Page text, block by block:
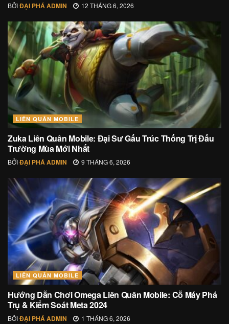
BỞIĐẠI PHÁ ADMIN 12 THÁNG 6, 2026
LIÊN QUÂN MOBILE
Zuka Liên Quân Mobile: Đại Sư Gấu Trúc Thống Trị Đấu
Trường Mùa Mới Nhất
BỞIĐẠI PHÁ ADMIN 9 THÁNG 6, 2026
LIÊN QUÂN MOBILE
Hướng Dẫn Chơi Omega Liên Quân Mobile: Cỗ Máy Phá
Trụ & Kiểm Soát Meta 2024
BỞIĐẠI PHÁ ADMIN 1 THÁNG 6, 2026